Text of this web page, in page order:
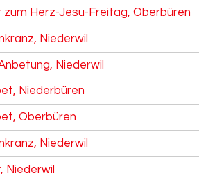
zum Herz-Jesu-Freitag, Oberbüren
Niederwil
Niederwil
Niederbüren
Oberbüren
Niederwil
Niederwil